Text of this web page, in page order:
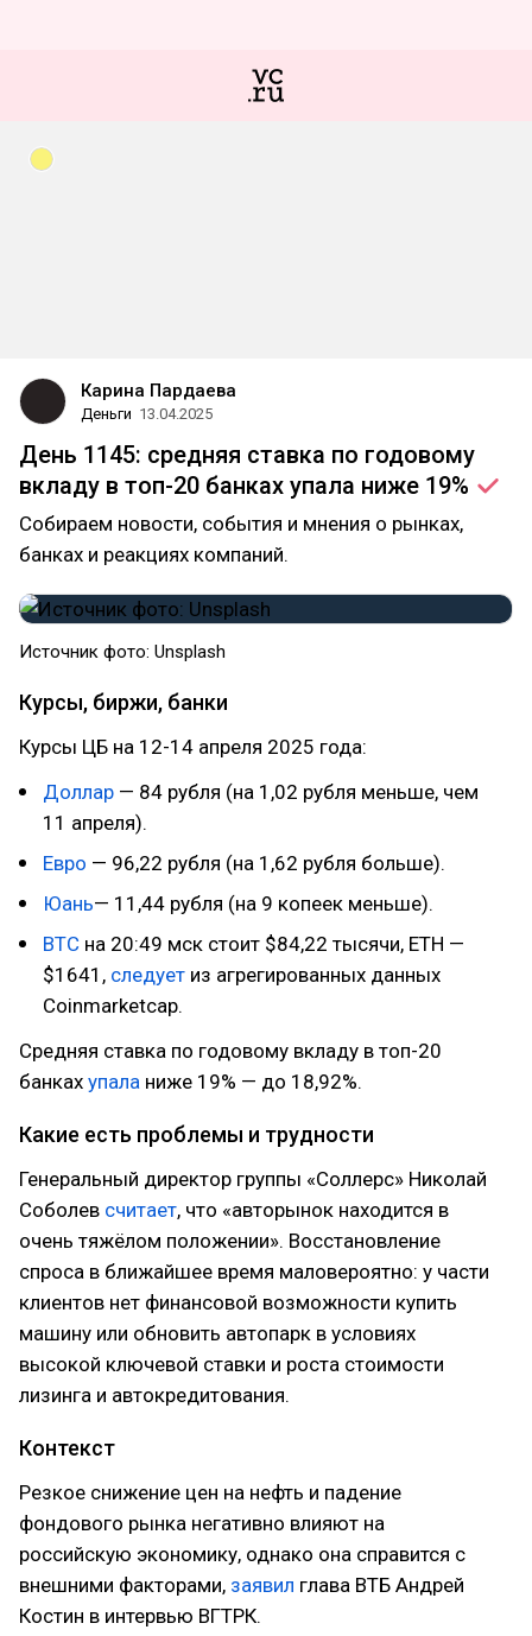
Карина Пардаева
Деньги 13.04.2025
День 1145: cредняя ставка по годовому
вкладу в топ-20 банках упала ниже 19%
Собираем новости, события и мнения о рынках,
банках и реакциях компаний.
Источник фото: Unsplash
Курсы, биржи, банки
Курсы ЦБ на 12-14 апреля 2025 года:
Доллар — 84 рубля (на 1,02 рубля меньше, чем
11 апреля).
Евро — 96,22 рубля (на 1,62 рубля больше).
Юань— 11,44 рубля (на 9 копеек меньше).
BTC на 20:49 мск стоит $84,22 тысячи, ETH —
$1641, следует из агрегированных данных
Coinmarketcap.
Средняя ставка по годовому вкладу в топ-20
банках упала ниже 19% — до 18,92%.
Какие есть проблемы и трудности
Генеральный директор группы «Соллерс» Николай
Соболев считает, что «авторынок находится в
очень тяжёлом положении». Восстановление
спроса в ближайшее время маловероятно: у части
клиентов нет финансовой возможности купить
машину или обновить автопарк в условиях
высокой ключевой ставки и роста стоимости
лизинга и автокредитования.
Контекст
Резкое снижение цен на нефть и падение
фондового рынка негативно влияют на
российскую экономику, однако она справится с
внешними факторами, заявил глава ВТБ Андрей
Костин в интервью ВГТРК.